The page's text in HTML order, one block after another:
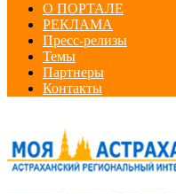
О ПОРТАЛЕ
РЕКЛАМА
Пресс-релизы
Темы
Партнеры
Контакты